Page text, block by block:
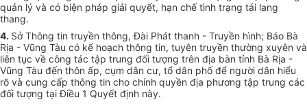
quản lý và có biện pháp giải quyết, hạn chế tình trạng tái lang
thang.
4. Sở Thông tin truyền thông, Đài Phát thanh - Truyền hình; Báo Bà
Rịa - Vũng Tàu có kế hoạch thông tin, tuyên truyền thường xuyên và
liên tục về công tác tập trung đối tượng trên địa bàn tỉnh Bà Rịa -
Vũng Tàu đến thôn ấp, cụm dân cư, tổ dân phố để người dân hiểu
rõ và cung cấp thông tin cho chính quyền địa phương tập trung các
đối tượng tại Điều 1 Quyết định này.